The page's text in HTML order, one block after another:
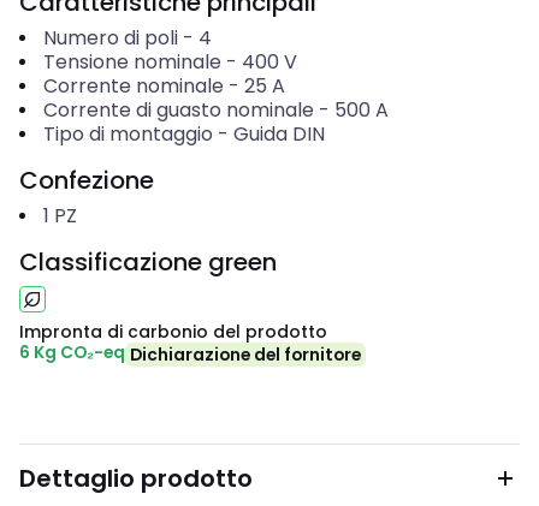
Numero di poli- 4
Tensione nominale - 400 V
Corrente nominale - 25 A
Corrente di guasto nominale - 500 A
Tipo di montaggio - Guida DIN
Confezione
1 PZ
Classificazione green
Impronta di carbonio del prodotto
6 Kg CO₂-eq Dichiarazione del fornitore
Dettaglio prodotto